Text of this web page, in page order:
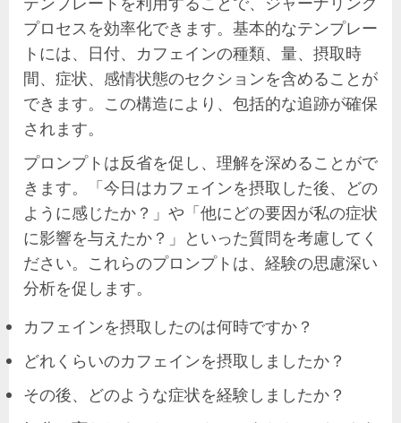
プロセスを効率化できます。基本的なテンプレー
トには、日付、カフェインの種類、量、摂取時
間、症状、感情状態のセクションを含めることが
できます。この構造により、包括的な追跡が確保
されます。
プロンプトは反省を促し、理解を深めることがで
きます。「今日はカフェインを摂取した後、どの
ように感じたか？」や「他にどの要因が私の症状
に影響を与えたか？」といった質問を考慮してく
ださい。これらのプロンプトは、経験の思慮深い
分析を促します。
カフェインを摂取したのは何時ですか？
どれくらいのカフェインを摂取しましたか？
その後、どのような症状を経験しましたか？